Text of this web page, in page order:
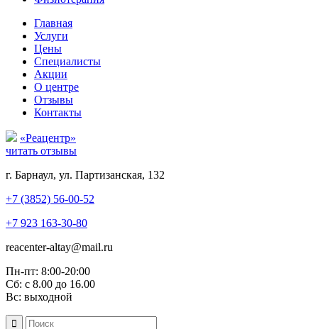
Главная
Услуги
Цены
Специалисты
Акции
О центре
Отзывы
Контакты
«Реацентр»
читать отзывы
г. Барнаул, ул. Партизанская, 132
+7 (3852) 56-00-52
+7 923 163-30-80
reacenter-altay@mail.ru
Пн-пт: 8:00-20:00
Сб: с 8.00 до 16.00
Вс: выходной